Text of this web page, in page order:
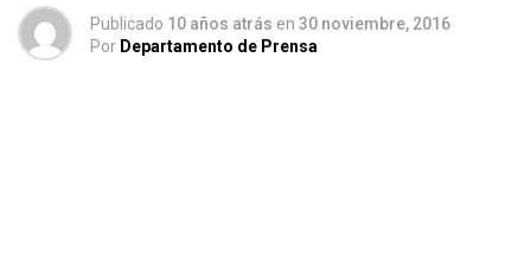
Publicado 10 años atrás en 30 noviembre, 2016
Por Departamento de Prensa